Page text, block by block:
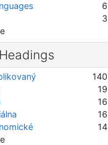
6
3
140
19
16
16
14